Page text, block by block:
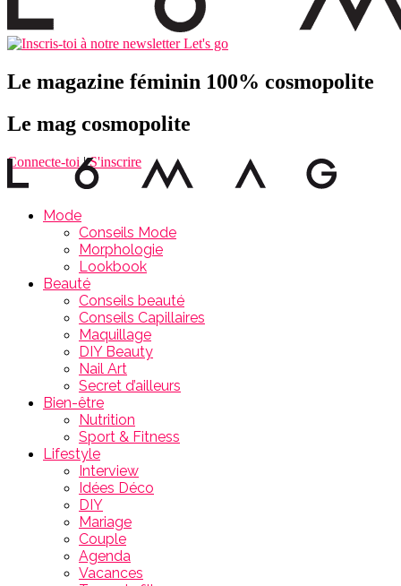
Let's go
Le magazine féminin 100% cosmopolite
Le mag cosmopolite
Connecte-toi|S'inscrire
Mode
Conseils Mode
Morphologie
Lookbook
Beauté
Conseils beauté
Conseils Capillaires
Maquillage
DIY Beauty
Nail Art
Secret d’ailleurs
Bien-être
Nutrition
Sport & Fitness
Lifestyle
Interview
Idées Déco
DIY
Mariage
Couple
Agenda
Vacances